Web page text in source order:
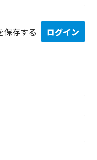
保存する